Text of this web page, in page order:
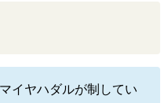
イヤハダルが制してい